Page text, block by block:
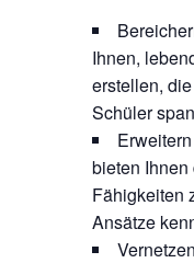
Ihnen,
erstellen,
Schüler
bieten Ihnen
Fähigkeiten
Ansätze